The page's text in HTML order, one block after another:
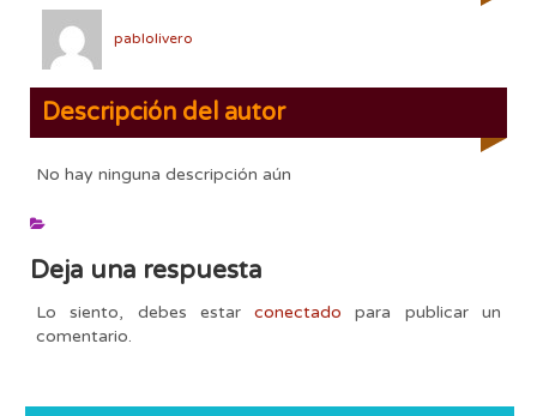
pablolivero
Descripción del autor
No hay ninguna descripción aún
Deja una respuesta
Lo siento, debes estarconectado para publicar un
comentario.